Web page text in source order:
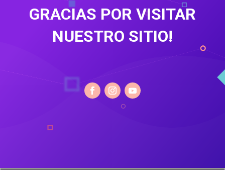
GRACIAS POR VISITAR
NUESTRO SITIO!